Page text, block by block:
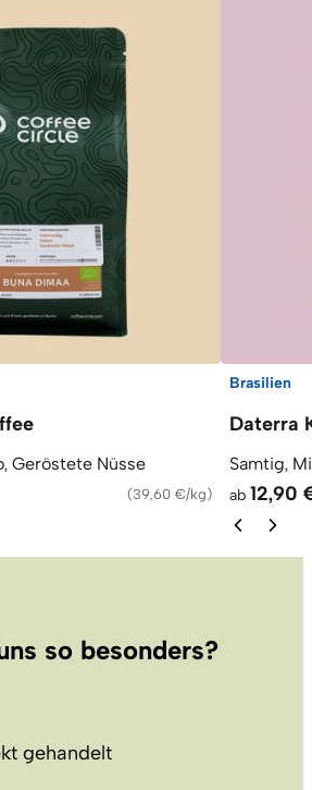
Geröstete Nüsse
(39,60 €/kg)
Brasilien
Daterra
Samtig,
ab 12,90
so besonders?
gehandelt